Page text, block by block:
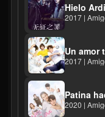
Hielo
2017 |
Un amor
2017 |
Patina
2020 |